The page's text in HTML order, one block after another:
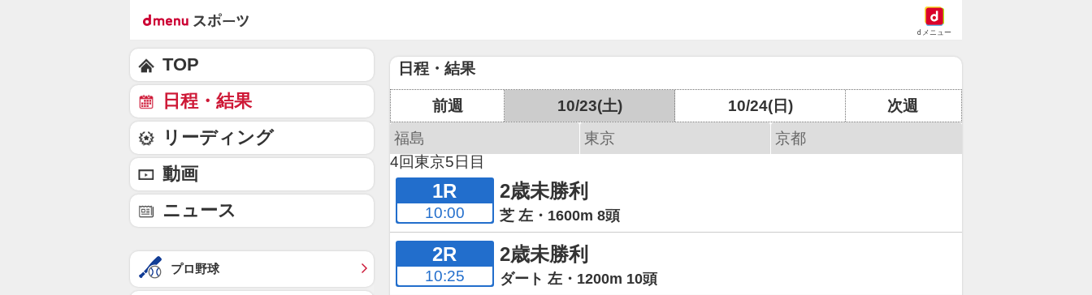
dメニュー
日程・結果
前週 10/23(土) 10/24(日)
次週
福島
東京
京都
4回東京5日目
1R
10:00
2歳未勝利
芝 左・1600m 8頭
2R
10:25
2歳未勝利
ダート 左・1200m 10頭
TOP
日程・結果
リーディング
動画
ニュース
プロ野球